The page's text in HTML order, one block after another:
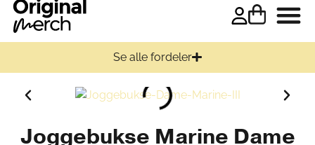
Se alle fordeler
Joggebukse Marine Dame